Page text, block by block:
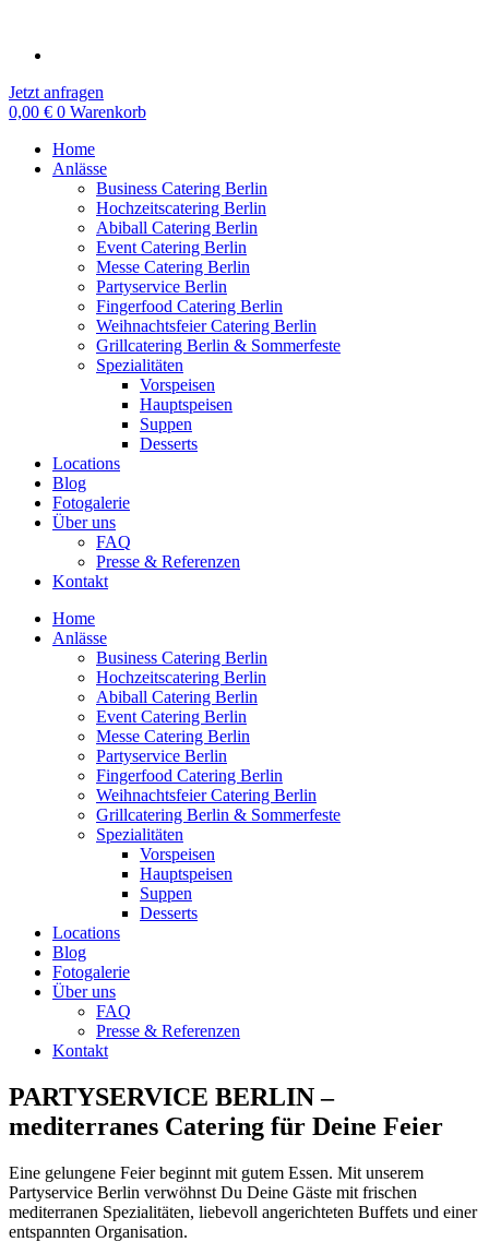
springen
Jetzt anfragen
0,00 € 0 Warenkorb
Home
Anlässe
Business Catering Berlin
Hochzeitscatering Berlin
Abiball Catering Berlin
Event Catering Berlin
Messe Catering Berlin
Partyservice Berlin
Fingerfood Catering Berlin
Weihnachtsfeier Catering Berlin
Grillcatering Berlin & Sommerfeste
Spezialitäten
Vorspeisen
Hauptspeisen
Suppen
Desserts
Locations
Blog
Fotogalerie
Über uns
FAQ
Presse & Referenzen
Kontakt
Home
Anlässe
Business Catering Berlin
Hochzeitscatering Berlin
Abiball Catering Berlin
Event Catering Berlin
Messe Catering Berlin
Partyservice Berlin
Fingerfood Catering Berlin
Weihnachtsfeier Catering Berlin
Grillcatering Berlin & Sommerfeste
Spezialitäten
Vorspeisen
Hauptspeisen
Suppen
Desserts
Locations
Blog
Fotogalerie
Über uns
FAQ
Presse & Referenzen
Kontakt
PARTYSERVICE BERLIN –
mediterranes Catering für Deine Feier
Eine gelungene Feier beginnt mit gutem Essen. Mit unserem
Partyservice Berlin verwöhnst Du Deine Gäste mit frischen
mediterranen Spezialitäten, liebevoll angerichteten Buffets und einer
entspannten Organisation.